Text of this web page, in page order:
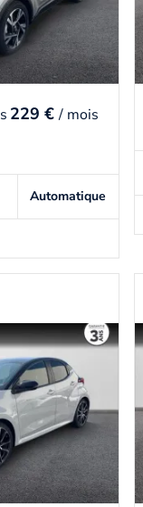
229 €/ mois
Automatique